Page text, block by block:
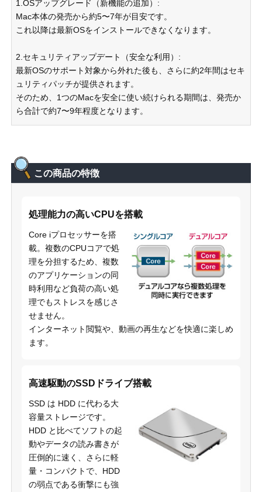
1.OSアップグレード（新機能の追加）:
Mac本体の発売から約5〜7年が目安です。
これ以降は最新OSをインストールできなくなります。
2.セキュリティアップデート（安全な利用）:
最新OSのサポート対象から外れた後も、さらに約2年間はセキ
ュリティパッチが提供されます。
そのため、1つのMacを安全に使い続けられる期間は、発売か
ら合計で約7〜9年程度となります。
この商品の特徴
処理能力の高いCPUを搭載
Core iプロセッサーを搭
載。複数のCPUコアで処
理を分担するため、複数
のアプリケーションの同
時利用など負荷の高い処
理でもストレスを感じさ
せません。
インターネット閲覧や、動画の再生などを快適に楽しめ
ます。
高速駆動のSSDドライブ搭載
SSD は HDD に代わる大
容量ストレージです。
HDD と比べてソフトの起
動やデータの読み書きが
圧倒的に速く、さらに軽
量・コンパクトで、HDD
の弱点である衝撃にも強